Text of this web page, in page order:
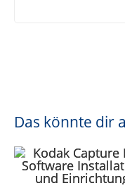
Das könnte dir